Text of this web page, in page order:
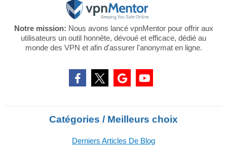
Notre mission: Nous avons lancé vpnMentor pour offrir aux
utilisateurs un outil honnête, dévoué et efficace, dédié au
monde des VPN et afin d'assurer l'anonymat en ligne.
Catégories / Meilleurs choix
Derniers Articles De Blog